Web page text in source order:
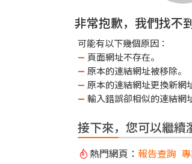
非常抱歉，我們找不
可能有以下幾個原因：
— 頁面網址不存在。
— 原本的連結網址被移除。
— 原本的連結網址更換新網
— 輸入錯誤卻相似的連結網
接下來，您可以繼續
熱門網頁： 報告查詢